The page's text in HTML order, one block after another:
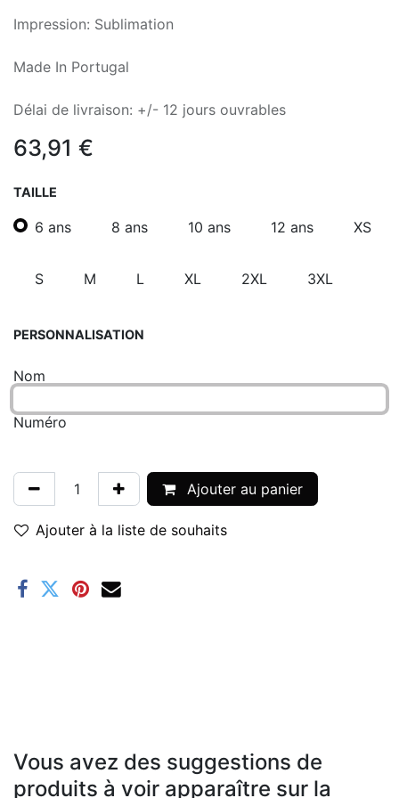
Impression: Sublimation
Made In Portugal
Délai de livraison: +/- 12 jours ouvrables
63,91 €
TAILLE
6 ans 8 ans 10 ans 12 ans XS
S M L XL 2XL 3XL
PERSONNALISATION
Nom
Numéro
Ajouter au panier
Ajouter à la liste de souhaits
Vous avez des suggestions de
produits à voir apparaître sur la